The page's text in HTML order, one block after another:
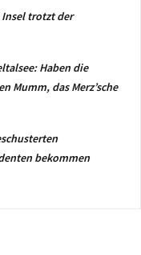
Insel trotzt der
Haben die
Mumm, das Merz’sche
bekommen